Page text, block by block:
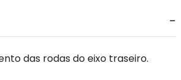
das rodas do eixo traseiro.